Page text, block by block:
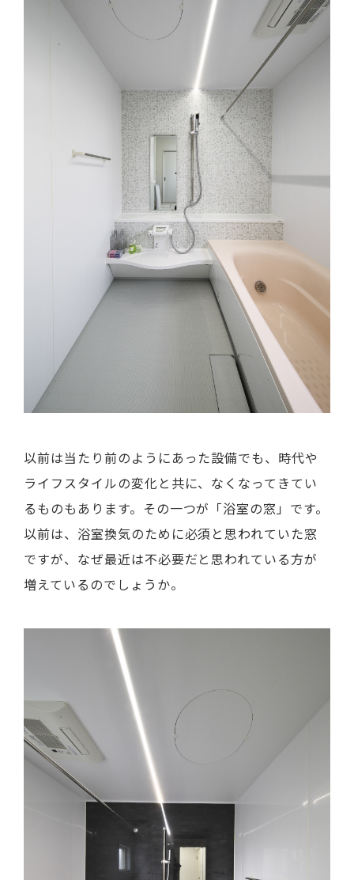
以前は当たり前のようにあった設備でも、時代や
ライフスタイルの変化と共に、なくなってきてい
るものもあります。その一つが「浴室の窓」です。
以前は、浴室換気のために必須と思われていた窓
ですが、なぜ最近は不必要だと思われている方が
増えているのでしょうか。